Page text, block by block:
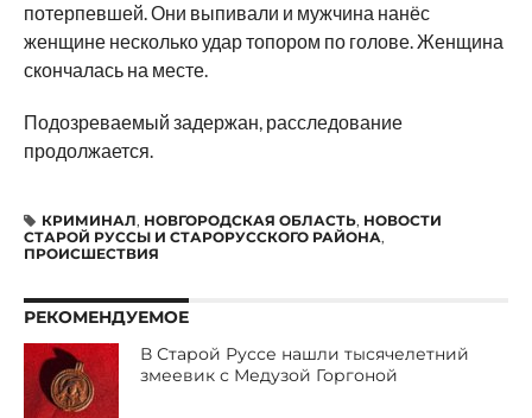
потерпевшей. Они выпивали и мужчина нанёс
женщине несколько удар топором по голове. Женщина
скончалась на месте.
Подозреваемый задержан, расследование
продолжается.
КРИМИНАЛ, НОВГОРОДСКАЯ ОБЛАСТЬ, НОВОСТИ
СТАРОЙ РУССЫ И СТАРОРУССКОГО РАЙОНА,
ПРОИСШЕСТВИЯ
РЕКОМЕНДУЕМОЕ
В Старой Руссе нашли тысячелетний
змеевик с Медузой Горгоной